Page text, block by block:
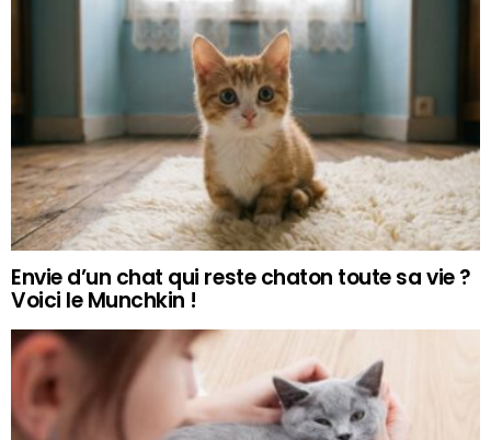
Envie d’un chat qui reste chaton toute sa vie ?
Voici le Munchkin !